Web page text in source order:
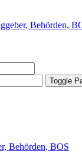
Behörden,
Toggle
Behörden, BOS